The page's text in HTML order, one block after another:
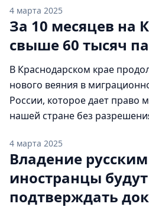
являются патенты, которые
Краснодарском крае без
существующей квоты, но
4 марта 2025
За 10 месяцев на
свыше 60 тысяч
В Краснодарском крае
нового веяния в
России, которое дает право
нашей стране без
10 месяцев текущего года
России по Краснодарскому
60 тысяч патентов, что в 2,5
аналогичный […]
4 марта 2025
Владение
иностранцы будут
подтверждать